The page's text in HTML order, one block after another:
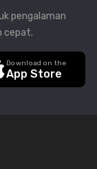
pengalaman
cepat.
Download on the
App Store